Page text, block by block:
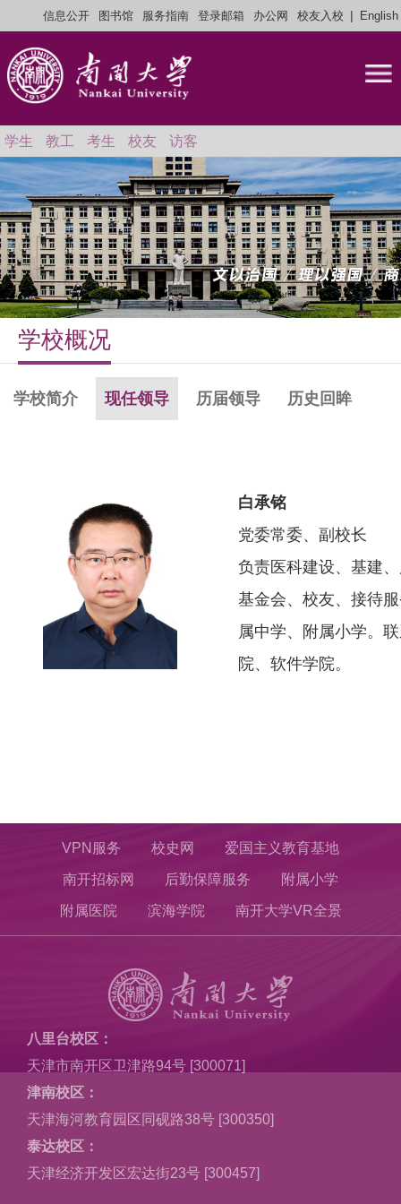
信息公开 图书馆 服务指南 登录邮箱 办公网 校友入校 | English
学生 教工 考生 校友 访客
学校概况
学校简介 现任领导 历届领导 历史回眸
白承铭
党委常委、副校长
负责医科建设、基建
基金会、校友、接待
属中学、附属小学。
院、软件学院。
VPN服务 校史网 爱国主义教育基地
南开招标网 后勤保障服务 附属小学
附属医院 滨海学院 南开大学VR全景
八里台校区：
天津市南开区卫津路94号 [300071]
津南校区：
天津海河教育园区同砚路38号 [300350]
泰达校区：
天津经济开发区宏达街23号 [300457]